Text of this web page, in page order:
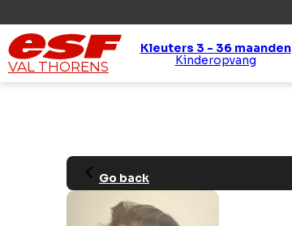
VAL THORENS
Kleuters 3 - 36 maanden
Kinderopvang
Go back